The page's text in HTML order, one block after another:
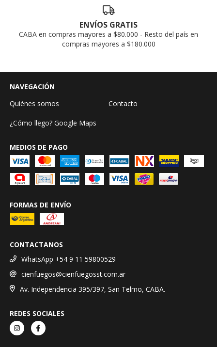
ENVÍOS GRATIS
CABA en compras mayores a $80.000 - Resto del país en
compras mayores a $180.000
NAVEGACIÓN
Quiénes somos
Contacto
¿Cómo llego? Google Maps
MEDIOS DE PAGO
FORMAS DE ENVÍO
CONTACTANOS
WhatsApp +54 9 11 59800529
cienfuegos@cienfuegosst.com.ar
Av. Independencia 395/397, San Telmo, CABA.
REDES SOCIALES